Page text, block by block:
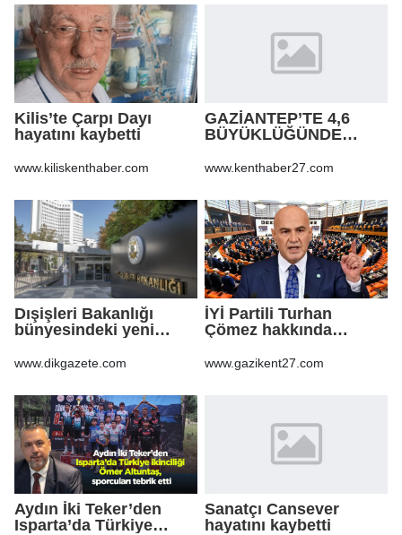
Kilis’te Çarpı Dayı
hayatını kaybetti
www.kiliskenthaber.com
GAZİANTEP’TE 4,6
BÜYÜKLÜĞÜNDE
www.kenthaber27.com
Dışişleri Bakanlığı
bünyesindeki yeni
Gazete'de
www.dikgazete.com
İYİ Partili Turhan
Çömez hakkında
www.gazikent27.com
Aydın İki Teker’den
Isparta’da Türkiye
Sanatçı Cansever
hayatını kaybetti